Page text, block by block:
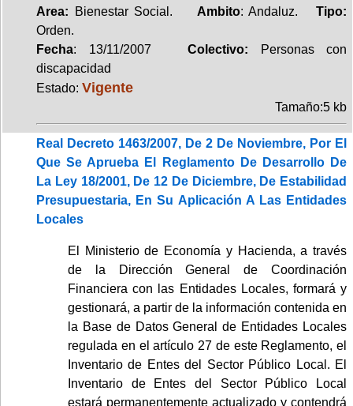
Area: Bienestar Social. Ambito: Andaluz.Tipo:
Orden.
Fecha: 13/11/2007 Colectivo:
Personas con
discapacidad
Estado: Vigente
Tamaño:5 kb
Real Decreto 1463/2007, De 2 De Noviembre, Por El
Que Se Aprueba El Reglamento De Desarrollo De
La Ley 18/2001, De 12 De Diciembre, De Estabilidad
Presupuestaria, En Su Aplicación A Las Entidades
Locales
El Ministerio de Economía y Hacienda, a través
de la Dirección General de Coordinación
Financiera con las Entidades Locales, formará y
gestionará, a partir de la información contenida en
la Base de Datos General de Entidades Locales
regulada en el artículo 27 de este Reglamento, el
Inventario de Entes del Sector Público Local. El
Inventario de Entes del Sector Público Local
estará permanentemente actualizado y contendrá